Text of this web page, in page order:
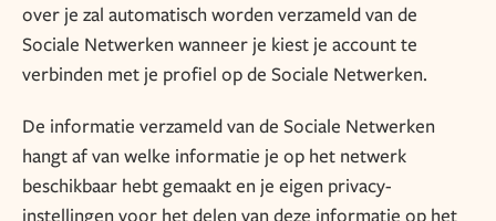
over je zal automatisch worden verzameld van de
Sociale Netwerken wanneer je kiest je account te
verbinden met je profiel op de Sociale Netwerken.
De informatie verzameld van de Sociale Netwerken
hangt af van welke informatie je op het netwerk
beschikbaar hebt gemaakt en je eigen privacy-
instellingen voor het delen van deze informatie op het